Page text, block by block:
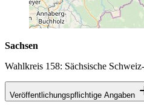
Sachsen
Wahlkreis 158: Sächsische
Veröffentlichungspflichtige Angaben